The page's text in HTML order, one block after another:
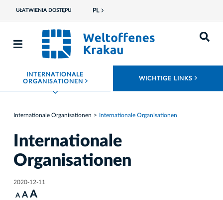
UŁATWIENIA DOSTĘPU PL
INTERNATIONALE
ORGANISATIONEN ROZWIŃ MENU WICHTIGE LINKS
Internationale Organisationen Internationale Organisationen
Internationale
Organisationen
2020-12-11
A A A